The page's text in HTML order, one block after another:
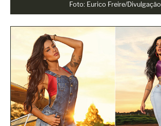
Foto: Eurico Freire/Divulgação